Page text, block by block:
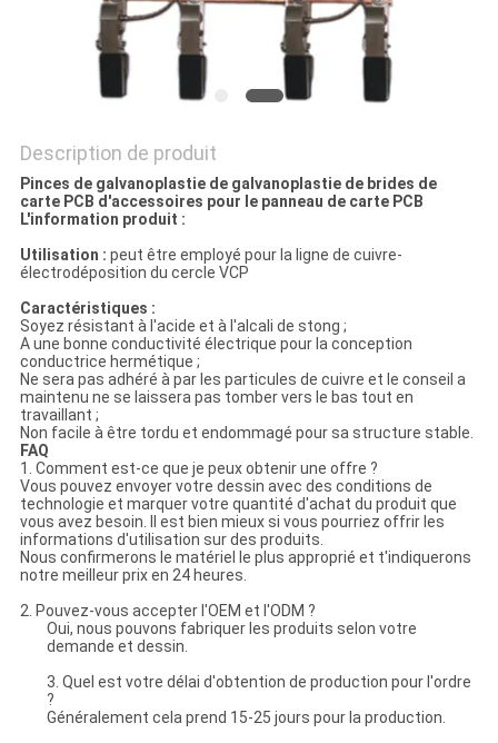
PRIVACY
POLICY
Description de produit
Pinces de galvanoplastie de galvanoplastie de brides de
carte PCB d'accessoires pour le panneau de carte PCB
L'information produit :
Utilisation : peut être employé pour la ligne de cuivre-
électrodéposition du cercle VCP
Caractéristiques :
Soyez résistant à l'acide et à l'alcali de stong ;
A une bonne conductivité électrique pour la conception
conductrice hermétique ;
Ne sera pas adhéré à par les particules de cuivre et le conseil a
maintenu ne se laissera pas tomber vers le bas tout en
travaillant ;
Non facile à être tordu et endommagé pour sa structure stable.
FAQ
1. Comment est-ce que je peux obtenir une offre ?
Vous pouvez envoyer votre dessin avec des conditions de
technologie et marquer votre quantité d'achat du produit que
vous avez besoin. Il est bien mieux si vous pourriez offrir les
informations d'utilisation sur des produits.
Nous confirmerons le matériel le plus approprié et t'indiquerons
notre meilleur prix en 24 heures.
2. Pouvez-vous accepter l'OEM et l'ODM ?
Oui, nous pouvons fabriquer les produits selon votre
demande et dessin.
3. Quel est votre délai d'obtention de production pour l'ordre
?
Généralement cela prend 15-25 jours pour la production.